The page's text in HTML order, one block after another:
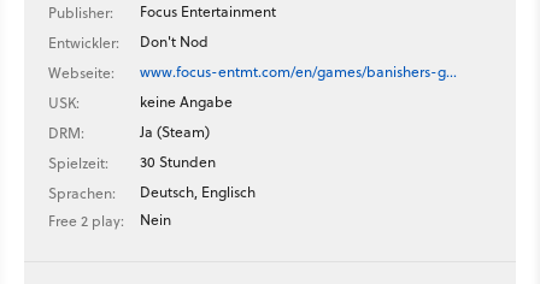
Publisher:
Focus Entertainment
Entwickler:
Don't Nod
Webseite:
www.focus-entmt.com/en/games/banishers-g…
USK:
keine Angabe
DRM:
Ja (Steam)
Spielzeit:
30 Stunden
Sprachen:
Deutsch, Englisch
Free 2 play:
Nein